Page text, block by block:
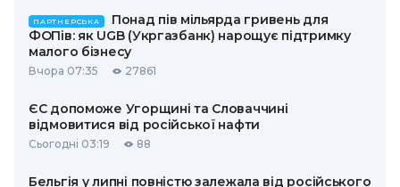
ПАРТНЕРСЬКА
Понад пів мільярда гривень для
ФОПів: як UGB (Укргазбанк) нарощує підтримку
малого бізнесу
Вчора 07:35 27861
ЄС допоможе Угорщині та Словаччині
відмовитися від російської нафти
Сьогодні 03:19 88
Бельгія у липні повністю залежала від російського